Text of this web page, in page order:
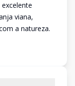
viana,
a natureza.